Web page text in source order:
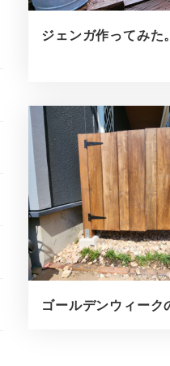
ジェンガ作ってみた。
ゴールデンウィーク